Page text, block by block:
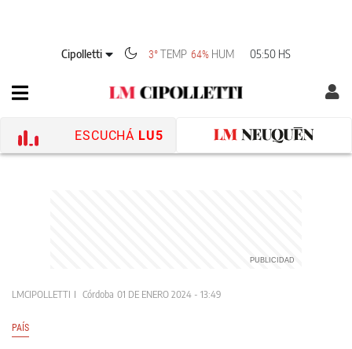
Cipolletti 3°TEMP 64% HUM 05:50 HS
ESCUCHÁ LU5
LMCIPOLLETTI Córdoba 01 DE ENERO 2024 - 13:49
PAÍS